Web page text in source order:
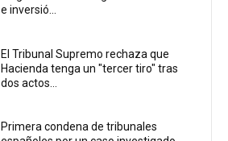
e inversió...
El Tribunal Supremo rechaza que
Hacienda tenga un "tercer tiro" tras
dos actos...
Primera condena de tribunales